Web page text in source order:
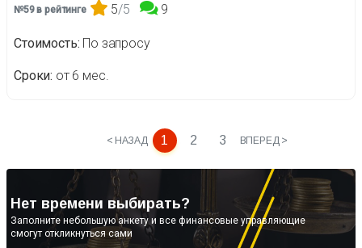
№59 в рейтинге 5/5 9
Стоимость По запросу
Сроки от 6 мес.
< НАЗАД 1 2 3 ВПЕРЕД >
Нет времени выбирать?
Заполните небольшую анкету и все финансовые управляющие
смогут откликнуться сами